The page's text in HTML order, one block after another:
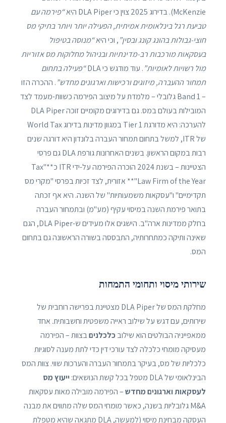
McKenzie). בדירוג 2025 צוין כי DLA Piper היא
“פירמה עם
טביעת רגל בינלאומית אמיתית, הפעילה יותר ויותר בתיקי מס
חוצי-גבולות בהונג קונג ובסין”, וכי היא“מנוסה בטיפול
בעסקאות מורכבות רב-מדינתיות ובניהול מחלוקות מס אזוריות
מול רשויות לאומיות”. עוד מודגש כי DLA
“פעילה בתחום
תמחור ההעברה, מיזוגים ורכישות וארגונים מחדש”. ההכרה הזו
– Band 1 גלובלי – מלמדת על מיצוב הפירמה כשוות-מעמד לצד
המובילות בעולם במס. גם בדירוגים מקומיים זוכה DLA Piper
להערכה: היא מדורגת Tier 1 במגוון מדינות בדירוג World Tax
של ITR, למשל בתחום תמחור העברה בלונדון היא דורגה שנים
רבות במקום הראשון. בשנים האחרונות גורפת DLA גם פרסי
הצטיינות – בשנת 2024 הוכרה הפירמה על-ידי ITR כ**"Tax
Law Firm of the Year"** אזורית, לצד זכיות בפרסי "מקרי מס
תקדימיים" ו"עסקאות משמעותיות" של השנה. היא אף זכתה
בתואר פירמת השנה במיסוי עקיף (מע"מ) ובתמחור העברה
בחלק ממדינות ארה"ב. הישגים אלו מעידים ש-DLA Piper, הגם
שאינה ותיקה כמתחרותיה, התבססה בשורה הראשונה גם בתחום
המס.
שירותי מיסוי ותחומי התמחות
מחלקת המס של DLA Piper מצטיינת בפרישה רוחבית של
שירותים, עם דגש על שילוב ראייה משפטית וחשבותית. אחד
ממאפייניה הבולטים הוא שילובכלכלניםבצוות – הפירמה
מעסיקה מומחי כלכלה לצד עורכי דין כדי לתת מענה לסוגיות
כלכליות של מס, בעיקר בתמחור העברה והערכות שווי. צוות המס
הבינלאומי של DLA מטפל בכל קשת הנושאים:
ייעוץ מס
לעסקאות וארגונים מחדש– הפירמה מובילה מאות עסקאות
M&A גלובליות בשנה, כאשר מומחי המס שלה מתווים את מבנה
העסקה מבחינת מיסוי (למעשה, DLA מתגאה שהיא מטפלת